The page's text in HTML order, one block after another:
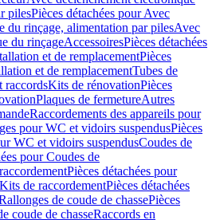
pilesPièces détachées pour Avec
du rinçage, alimentation par pilesAvec
du rinçageAccessoiresPièces détachées
et de remplacementPièces
et de remplacementTubes de
raccordsKits de rénovationPièces
Plaques de fermetureAutres
Raccordements des appareils pour
pour WC et vidoirs suspendusPièces
WC et vidoirs suspendusCoudes de
pour Coudes de
Pièces détachées pour
Kits de raccordementPièces détachées
de coude de chassePièces
coude de chasseRaccords en